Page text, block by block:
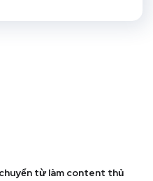
từ làm content thủ